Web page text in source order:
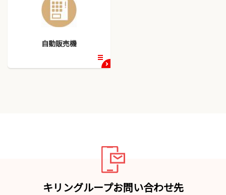
自動販売機
開
く
キリングループお問い合わせ先